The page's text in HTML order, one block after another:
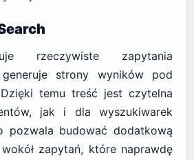
rzeczywiste zapytania
strony wyników pod
temu treść jest czytelna
jak i dla wyszukiwarek
pozwala budować dodatkową
zapytań, które naprawdę